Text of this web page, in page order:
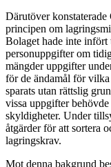
Därutöver
principen om
Bolaget hade inte
personuppgifter om
mängder uppgifter
för de ändamål för
sparats utan rättslig
vissa uppgifter
skyldigheter. Under
åtgärder för att sortera
lagringskrav.
Mot denna bakgrund